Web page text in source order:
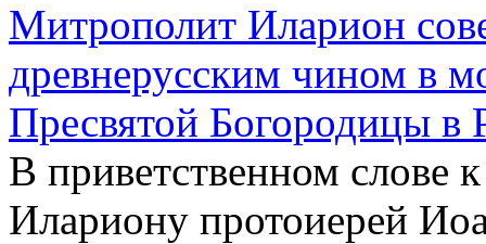
Митрополит Иларион
древнерусским чином в
Пресвятой Богородицы в
В приветственном слове
Илариону протоиерей